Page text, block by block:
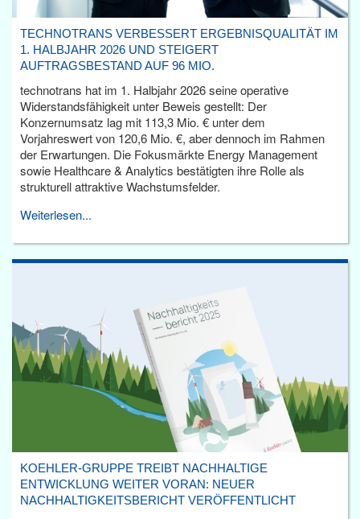
TECHNOTRANS VERBESSERT ERGEBNISQUALITÄT IM
1. HALBJAHR 2026 UND STEIGERT
AUFTRAGSBESTAND AUF 96 MIO.
technotrans hat im 1. Halbjahr 2026 seine operative
Widerstandsfähigkeit unter Beweis gestellt: Der
Konzernumsatz lag mit 113,3 Mio. € unter dem
Vorjahreswert von 120,6 Mio. €, aber dennoch im Rahmen
der Erwartungen. Die Fokusmärkte Energy Management
sowie Healthcare & Analytics bestätigten ihre Rolle als
strukturell attraktive Wachstumsfelder.
Weiterlesen...
KOEHLER-GRUPPE TREIBT NACHHALTIGE
ENTWICKLUNG WEITER VORAN: NEUER
NACHHALTIGKEITSBERICHT VERÖFFENTLICHT